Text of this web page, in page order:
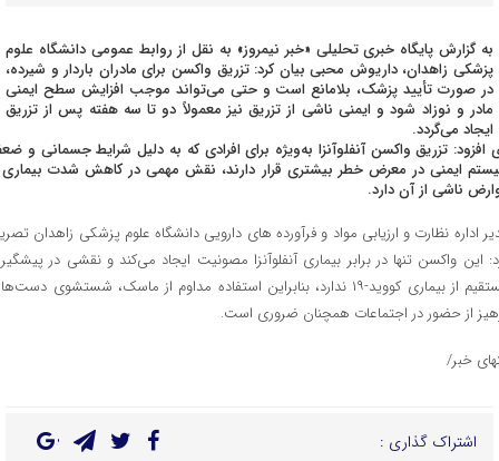
به گزارش پایگاه خبری تحلیلی «خبر نیمروز» به نقل از روابط عمومی دانشگاه علوم
پزشکی زاهدان، داریوش محبی بیان کرد: تزریق واکسن برای مادران باردار و شیرده،
در صورت تأیید پزشک، بلامانع است و حتی می‌تواند موجب افزایش سطح ایمنی
مادر و نوزاد شود و ایمنی ناشی از تزریق نیز معمولاً دو تا سه هفته پس از تزریق
ایجاد می‌گردد.
افزود: تزریق واکسن آنفلوآنزا به‌ویژه برای افرادی که به دلیل شرایط جسمانی و
ایمنی در معرض خطر بیشتری قرار دارند، نقش مهمی در کاهش شدت
ناشی از آن دارد.
اداره نظارت و ارزیابی مواد و فرآورده های دارویی دانشگاه علوم پزشکی زاهدان
این واکسن تنها در برابر بیماری آنفلوآنزا مصونیت ایجاد می‌کند و نقشی در
مستقیم از بیماری کووید-۱۹ ندارد، بنابراین استفاده مداوم از ماسک، شستشوی
از حضور در اجتماعات همچنان ضروری است.
خبر/
اشتراک گذاری :